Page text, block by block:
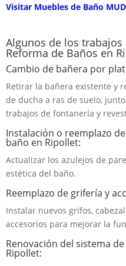
Visitar Muebles de Baño
Algunos de los
Reforma de Baños en
Cambio de bañera por
Retirar la bañera existente y
de ducha a ras de suelo,
trabajos de fontanería y
Instalación o reemplazo
baño en Ripollet:
Actualizar los azulejos de
estética del baño.
Reemplazo de grifería y
Instalar nuevos grifos,
accesorios para mejorar la
Renovación del sistema
Ripollet: